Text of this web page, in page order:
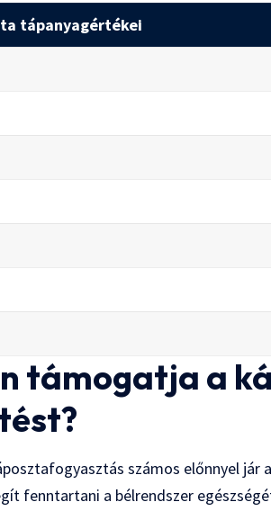
tápanyagértékei
támogatja a
számos előnnyel jár
fenntartani a bélrendszer